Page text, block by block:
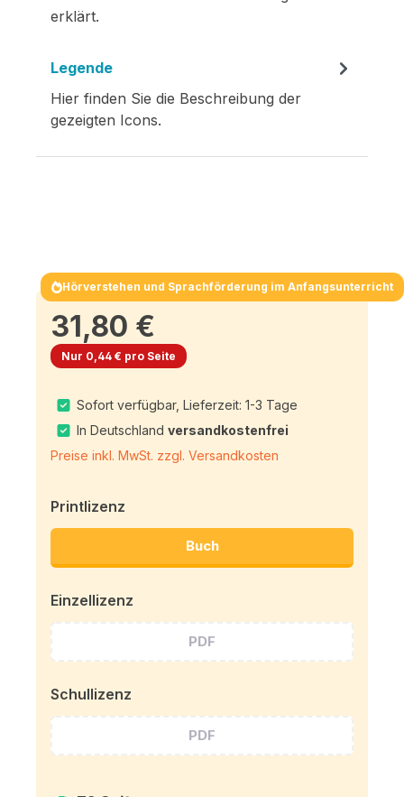
erklärt.
Legende
Hier finden Sie die Beschreibung der
gezeigten Icons.
Hörverstehen und Sprachförderung im Anfangsunterricht
31,80 €
Nur 0,44 € pro Seite
Sofort verfügbar, Lieferzeit: 1-3 Tage
In Deutschlandversandkostenfrei
Preise inkl. MwSt. zzgl. Versandkosten
Printlizenz
Buch
Einzellizenz
PDF
Schullizenz
PDF